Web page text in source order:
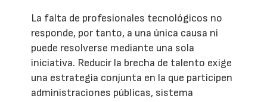
La falta de profesionales tecnológicos no
responde, por tanto, a una única causa ni
puede resolverse mediante una sola
iniciativa. Reducir la brecha de talento exige
una estrategia conjunta en la que participen
administraciones públicas, sistema